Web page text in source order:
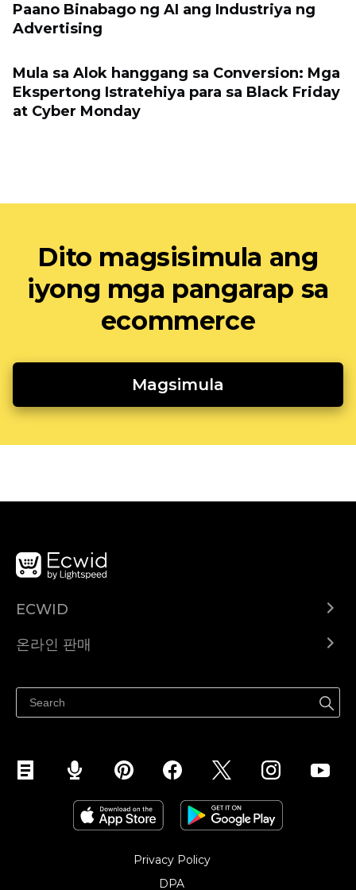
Paano Binabago ng AI ang Industriya ng
Advertising
Mula sa Alok hanggang sa Conversion: Mga
Ekspertong Istratehiya para sa Black Friday
at Cyber ​​Monday
Dito magsisimula ang
iyong mga pangarap sa
ecommerce
Magsimula
ECWID
도움말 센터
온라인 판매
페이스북에서 판매하기
인스타그램에서 판매하기
Privacy Policy
DPA